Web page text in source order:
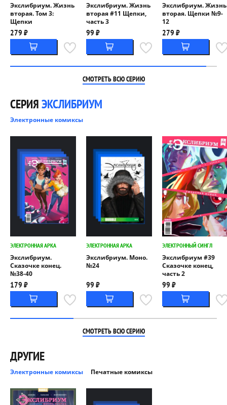
Экслибриум. Жизнь
вторая. Том 3:
Щепки
279 ₽
Экслибриум. Жизнь
вторая #11 Щепки,
часть 3
99 ₽
Экслибриум. Жизнь
вторая. Щепки №9-
12
279 ₽
СМОТРЕТЬ ВСЮ СЕРИЮ
СЕРИЯЭКСЛИБРИУМ
Электронные комиксы
ЭЛЕКТРОННАЯ АРКА
Экслибриум.
Сказочке конец.
№38-40
179 ₽
ЭЛЕКТРОННАЯ АРКА
Экслибриум. Моно.
№24
99 ₽
ЭЛЕКТРОННЫЙ СИНГЛ
Экслибриум #39
Сказочке конец,
часть 2
99 ₽
СМОТРЕТЬ ВСЮ СЕРИЮ
ДРУГИЕ
Электронные комиксы Печатные комиксы